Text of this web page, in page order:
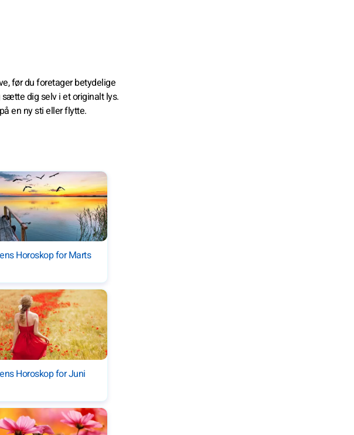
før du foretager betydelige
dig selv i et originalt lys.
en ny sti eller flytte.
Horoskop for Marts
Horoskop for Juni